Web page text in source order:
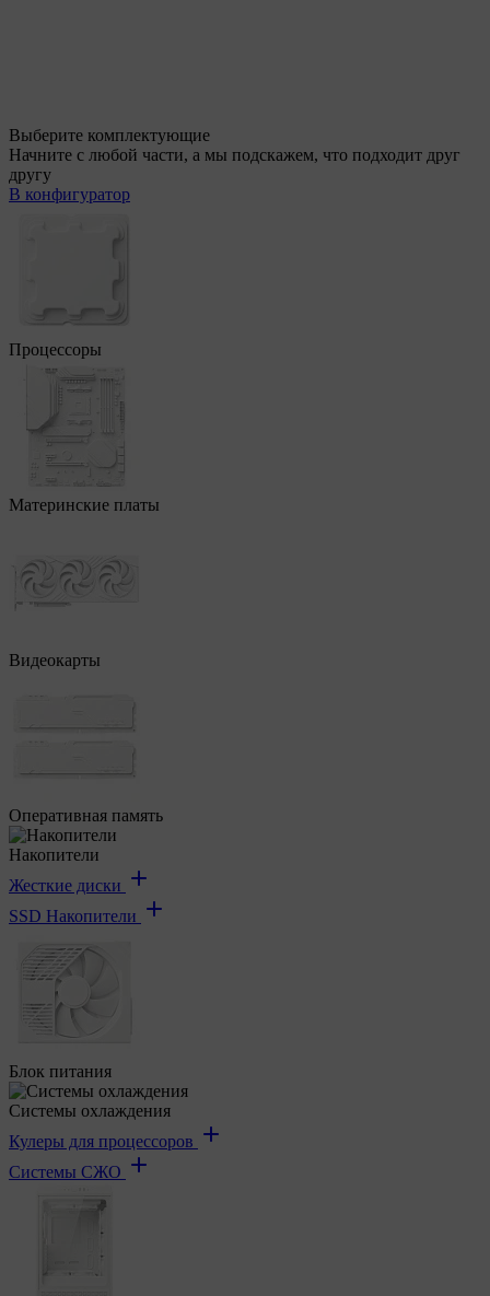
Выберите комплектующие
Начните с любой части, а мы подскажем, что подходит друг
другу
В конфигуратор
Процессоры
Материнские платы
Видеокарты
Оперативная память
Накопители
Жесткие диски
SSD Накопители
Блок питания
Системы охлаждения
Кулеры для процессоров
Системы СЖО